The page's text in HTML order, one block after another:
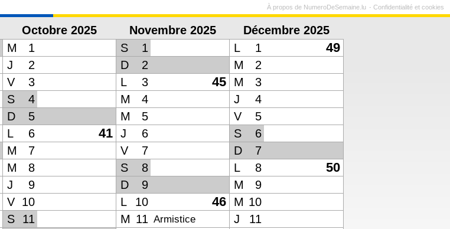
À propos de NumeroDeSemaine.lu Confidentialité et cookies
Octobre 2025 Novembre 2025
Décembre 2025
M 1 S 1 L 1 49
J 2 D 2 M
2
V 3 L 3 45 M
3
S 4 M 4 J
4
D 5 M 5 V
5
L 6 41 J 6 S
6
M 7 V 7 D
7
M 8 S 8 L 8 50
J 9 D 9 M
9
V 10 L 10 46 M 10
S 11 M 11 Armistice J
11